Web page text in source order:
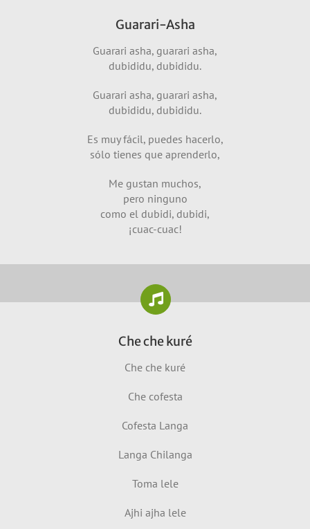
Guarari-Asha
Guarari asha, guarari asha,
dubididu, dubididu.
Guarari asha, guarari asha,
dubididu, dubididu.
Es muy fácil, puedes hacerlo,
sólo tienes que aprenderlo,
Me gustan muchos,
pero ninguno
como el dubidi, dubidi,
¡cuac-cuac!
Che che kuré
Che che kuré
Che cofesta
Cofesta Langa
Langa Chilanga
Toma lele
Ajhi ajha lele